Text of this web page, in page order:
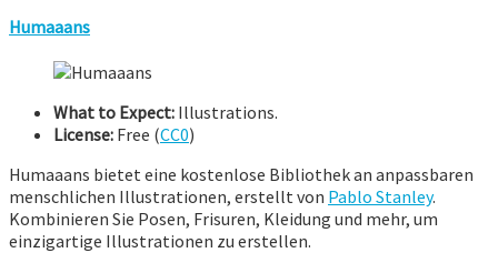
Humaaans
What to Expect: Illustrations.
License: Free (CC0)
Humaaans bietet eine kostenlose Bibliothek an anpassbaren
menschlichen Illustrationen, erstellt von Pablo Stanley.
Kombinieren Sie Posen, Frisuren, Kleidung und mehr, um
einzigartige Illustrationen zu erstellen.